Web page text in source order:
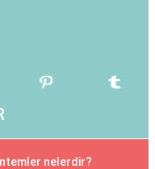
nelerdir?